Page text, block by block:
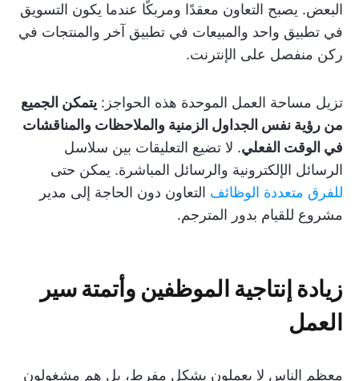
البعض. يصبح التعاون معقدًا ومربكًا عندما يكون التسويق
في تطبيق واحد والمبيعات في تطبيق آخر والمنتجات في
ركن منفصل على الإنترنت.
تزيل مساحة العمل الموحدة هذه الحواجز: يتمكن الجميع
من رؤية نفس الجداول الزمنية والملاحظات والمناقشات
في الوقت الفعلي. لا تضيع التعليقات بين سلاسل
الرسائل الإلكترونية والرسائل المباشرة. يمكن حتى
للفرق متعددة الوظائف التعاون دون الحاجة إلى مدير
مشروع للقيام بدور المترجم.
زيادة إنتاجية الموظفين وأتمتة سير
العمل
معظم الناس لا يعملون بشكل مفرط، بل هم مشغولون